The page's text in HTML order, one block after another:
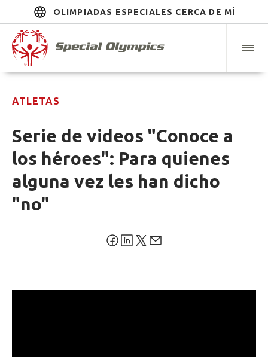
OLIMPIADAS ESPECIALES CERCA DE MÍ
ATLETAS
Serie de videos "Conoce a
los héroes": Para quienes
alguna vez les han dicho
"no"